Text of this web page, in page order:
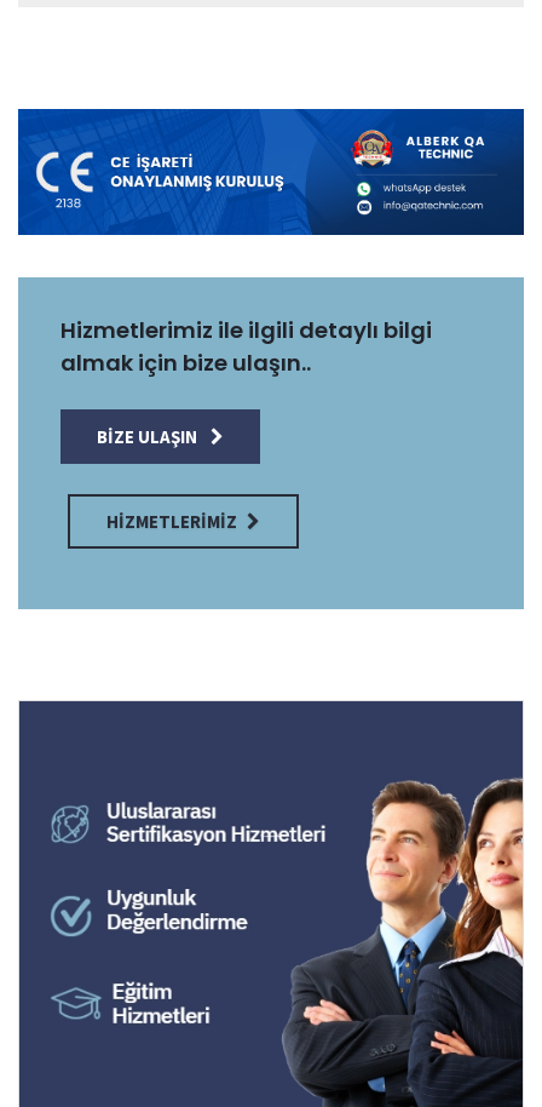
Hizmetlerimiz ile ilgili detaylı bilgi
almak için bize ulaşın..
BIZE ULAŞIN
HIZMETLERIMIZ